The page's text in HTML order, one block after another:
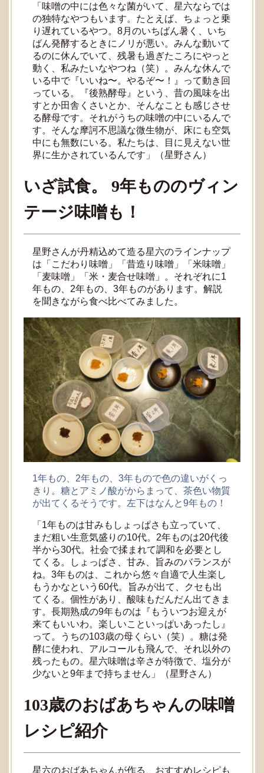
「味噌の中には色々な菌がいて、星六ならでは
の独特なやつもいます。たとえば、ちょっと乗
り遅れているやつ。8月のいちばん暑く、いち
ばん発酵するときにノリが悪い。みんな動いて
るのに休んでいて、残暑も過ぎたころにやっと
動く、私みたいなやつね（笑）。みんな休んで
いる中で『いいね〜。やるぞ〜！』って動き回
っている。『後熟酵母』という、昔の風味を出
すとか田舎くさいとか、そんなことも感じさせ
る酵母です。それがうちの味噌の中にいるんで
す。そんな摩訶不思議な微生物が、床にも空気
中にも無数にいる。私たちは、目に見えない世
界に生かされているんです」（星野さん）
いざ試食。 9年もののヴィン
テージ味噌も！
星野さんが丹精込めて造る星六のラインナップ
は「こだわり味噌」「昔造り味噌」「米味噌」
「麦味噌」「米・麦合せ味噌」。それぞれに1
年もの、2年もの、3年ものがあります。解説
を聞きながら食べ比べてみました。
1年もの、2年もの、3年もので色の違いがくっ
きり。糖とアミノ酸がからまって、茶色い物質
が出てくるそうです。左下はなんと9年もの！
「1年ものは甘みもしょっぱさも立っていて、
まだ粗い生意気盛りの10代。2年ものは20代後
半から30代。社会で揉まれて調和を必要とし
てくる。しょっぱさ、甘み、旨みのバランスが
ね。3年ものは、これから悠々自適で人生楽し
もうかなという60代。旨みが出て、クセも出
てくる。個性があり、酸味もだんだん出てきま
す。長期熟成の9年ものは『もういつお迎えが
来てもいいわ。楽しいこといっぱいあったし』
って。うちの103歳の母くらい（笑）。糖は発
酵に使われ、アルコールも飛んで、それ以外の
残ったもの。星六味噌は辛さが特徴で、塩分が
少ないと9年まで持ちません」（星野さん）
103歳のおばあちゃんの味噌
レシピ紹介
星六のおばあちゃんが作る、おすすめレシピも